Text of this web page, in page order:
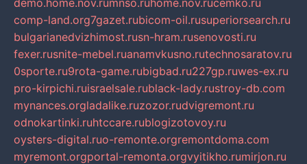
demo.home.nov.rumnso.ruhome.nov.rucemko.ru
comp-land.org7gazet.rubicom-oil.rusuperiorsearch.ru
bulgarianedvizhimost.rusn-hram.rusenovosti.ru
fexer.rusnite-mebel.ruanamvkusno.rutechnosaratov.ru
0sporte.ru9rota-game.rubigbad.ru227gp.ruwes-ex.ru
pro-kirpichi.ruisraelsale.rublack-lady.rustroy-db.com
mynances.orgladalike.ruzozor.rudvigremont.ru
odnokartinki.ruhtccare.rublogizotovoy.ru
oysters-digital.ruo-remonte.orgremontdoma.com
myremont.orgportal-remonta.orgvyitikho.rumirjon.ru